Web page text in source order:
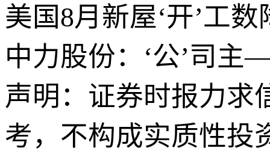
美国8月新屋‘开’工
中力股份：‘公’司主
声明：证券时报力求
考，不构成实质性投